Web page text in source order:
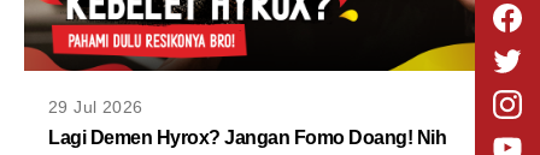
29 Jul 2026
Lagi Demen Hyrox? Jangan Fomo Doang! Nih